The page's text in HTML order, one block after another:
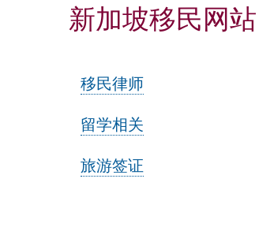
新加坡移民网站
移民律师
留学相关
旅游签证